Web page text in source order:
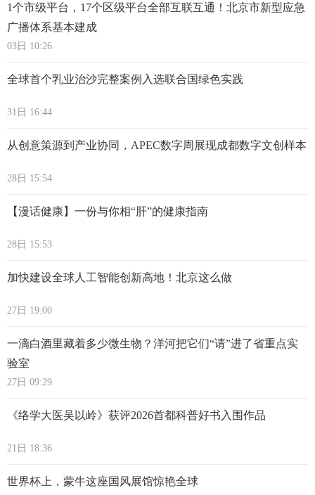
1个市级平台，17个区级平台全部互联互通！北京市新型应急
广播体系基本建成
03日 10:26
全球首个乳业治沙完整案例入选联合国绿色实践
31日 16:44
从创意策源到产业协同，APEC数字周展现成都数字文创样本
28日 15:54
【漫话健康】一份与你相“肝”的健康指南
28日 15:53
加快建设全球人工智能创新高地！北京这么做
27日 19:00
一滴白酒里藏着多少微生物？洋河把它们“请”进了省重点实
验室
27日 09:29
《络学大医吴以岭》获评2026首都科普好书入围作品
21日 18:36
世界杯上，蒙牛这座国风展馆惊艳全球